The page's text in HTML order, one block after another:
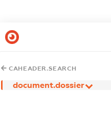
CAHEADER.SEARCH
document.dossier